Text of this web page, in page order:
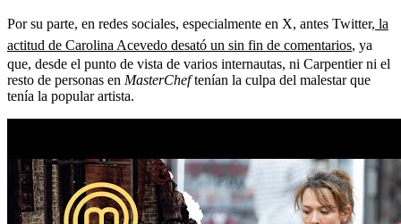
Por su parte, en redes sociales, especialmente en X, antes Twitter, la
actitud de Carolina Acevedo desató un sin fin de comentarios, ya
que, desde el punto de vista de varios internautas, ni Carpentier ni el
resto de personas en MasterCheftenían la culpa del malestar que
tenía la popular artista.